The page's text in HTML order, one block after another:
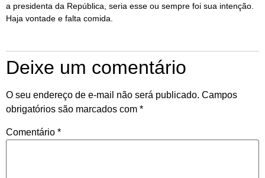
a presidenta da República, seria esse ou sempre foi sua intenção.
Haja vontade e falta comida.
Deixe um comentário
O seu endereço de e-mail não será publicado. Campos
obrigatórios são marcados com *
Comentário *